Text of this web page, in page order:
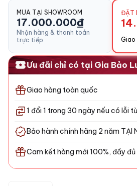
MUA TẠI SHOWROOM
17.000.000₫
Nhận hàng & thanh toán
trực tiếp
ĐẶT
Giao
Ưu đãi chỉ có tại Gia Bảo
Giao hàng toàn quốc
1 đổi 1 trong 30 ngày nếu có lỗi
Bảo hành chính hãng 2 năm TẠI
Cam kết hàng mới 100%, đầy đủ